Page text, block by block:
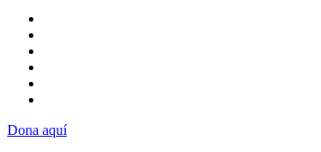
Dona aquí